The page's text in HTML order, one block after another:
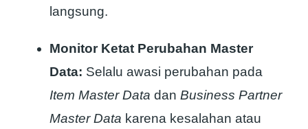
langsung.
Monitor Ketat Perubahan Master
Data: Selalu awasi perubahan pada
Item Master Data dan Business Partner
Master Data karena kesalahan atau